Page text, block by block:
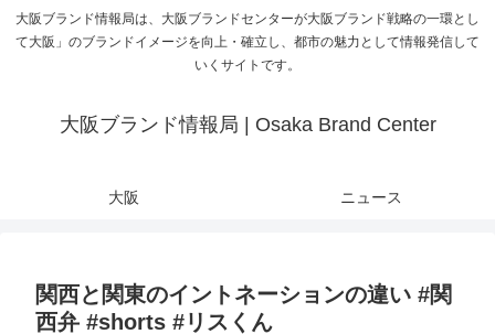
大阪ブランド情報局は、大阪ブランドセンターが大阪ブランド戦略の一環とし
て大阪」のブランドイメージを向上・確立し、都市の魅力として情報発信して
いくサイトです。
大阪ブランド情報局 | Osaka Brand Center
大阪 ニュース
関西と関東のイントネーションの違い #関
西弁 #shorts #リスくん